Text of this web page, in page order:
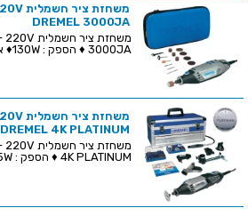
DREMEL 3000JA
3000JA ♦ הספק : 130W♦ אורך כלל...
DREMEL 4K PLATINUM
4K PLATINUM ♦ הספק : 175W♦ אורך כללי :...